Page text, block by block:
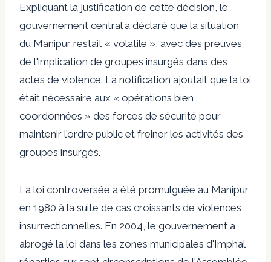
Expliquant la justification de cette décision, le
gouvernement central a déclaré que la situation
du Manipur restait « volatile », avec des preuves
de l'implication de groupes insurgés dans des
actes de violence. La notification ajoutait que la loi
était nécessaire aux « opérations bien
coordonnées » des forces de sécurité pour
maintenir l’ordre public et freiner les activités des
groupes insurgés.
La loi controversée a été promulguée au Manipur
en 1980 à la suite de cas croissants de violences
insurrectionnelles. En 2004, le gouvernement a
abrogé la loi dans les zones municipales d'Imphal